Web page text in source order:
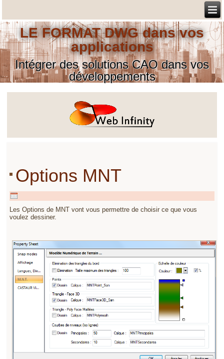
LE FORMAT DWG dans vos
applications
Intégrer des solutions CAO dans vos
développements
Options MNT
Les Options de MNT vont vous permettre de choisir ce que vous
voulez dessiner.